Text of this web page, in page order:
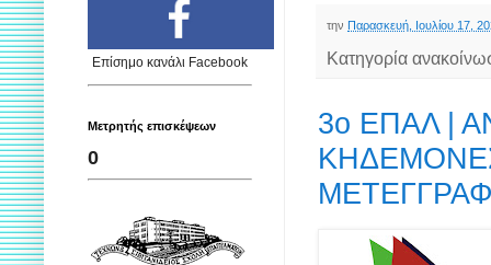
την Παρασκευή, Ιουλίου 17,
Κατηγορία
3ο ΕΠΑΛ |
ΚΗΔΕΜΟΝΕΣ
Επίσημο κανάλι Facebook
Μετρητής επισκέψεων
0